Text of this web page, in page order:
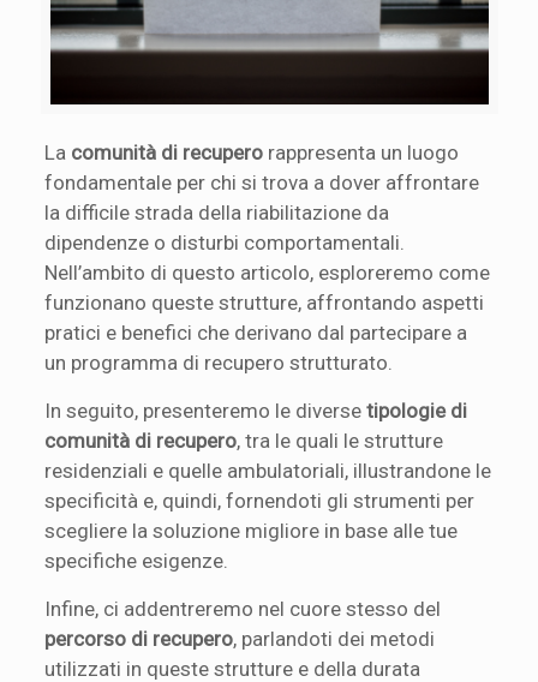
La comunità di recupero rappresenta un luogo
fondamentale per chi si trova a dover affrontare
la difficile strada della riabilitazione da
dipendenze o disturbi comportamentali.
Nell’ambito di questo articolo, esploreremo come
funzionano queste strutture, affrontando aspetti
pratici e benefici che derivano dal partecipare a
un programma di recupero strutturato.
In seguito, presenteremo le diversetipologie di
comunità di recupero, tra le quali le strutture
residenziali e quelle ambulatoriali, illustrandone le
specificità e, quindi, fornendoti gli strumenti per
scegliere la soluzione migliore in base alle tue
specifiche esigenze.
Infine, ci addentreremo nel cuore stesso del
percorso di recupero, parlandoti dei metodi
utilizzati in queste strutture e della durata